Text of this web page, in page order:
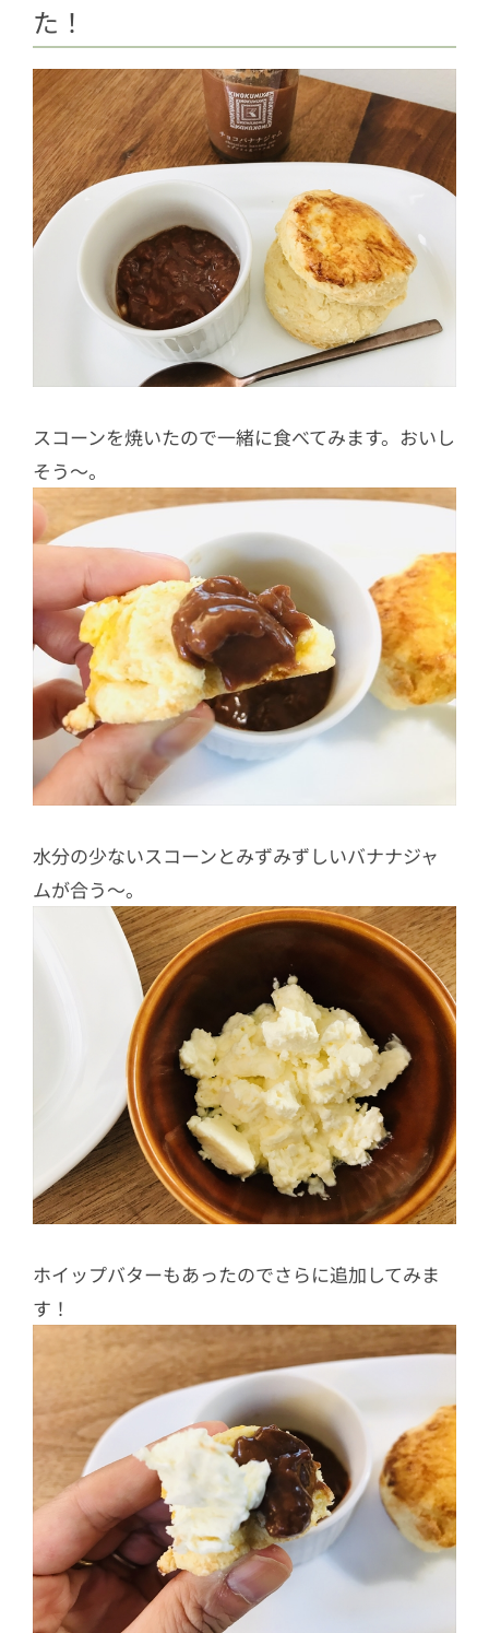
た！
スコーンを焼いたので一緒に食べてみます。おいし
そう～。
水分の少ないスコーンとみずみずしいバナナジャ
ムが合う～。
ホイップバターもあったのでさらに追加してみま
す！